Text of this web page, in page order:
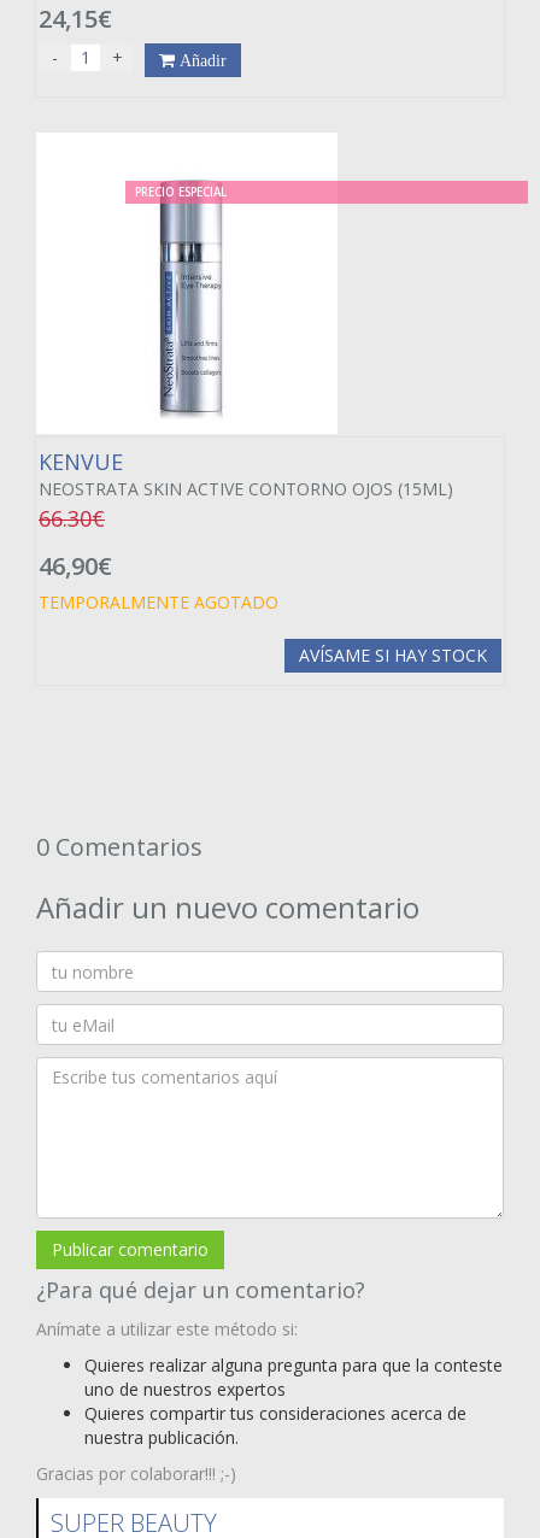
24,15€
- + Añadir
PRECIO ESPECIAL
KENVUE
NEOSTRATA SKIN ACTIVE CONTORNO OJOS (15ML)
66.30€
46,90€
TEMPORALMENTE AGOTADO
AVÍSAME SI HAY STOCK
0 Comentarios
Añadir un nuevo comentario
Publicar comentario
¿Para qué dejar un comentario?
Anímate a utilizar este método si:
Quieres realizar alguna pregunta para que la conteste
uno de nuestros expertos
Quieres compartir tus consideraciones acerca de
nuestra publicación.
Gracias por colaborar!!! ;-)
SUPER BEAUTY